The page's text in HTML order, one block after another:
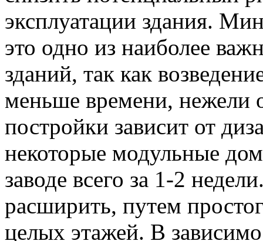
эксплуатации здания.
это одно из наиболее
зданий, так как
меньше времени, нежели
постройки зависит от
некоторые модульные
заводе всего за 1-2
расширить, путем
целых этажей. В